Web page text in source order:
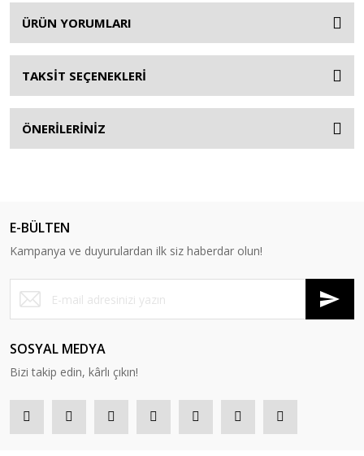
ÜRÜN YORUMLARI
TAKSİT SEÇENEKLERİ
ÖNERİLERİNİZ
E-BÜLTEN
Kampanya ve duyurulardan ilk siz haberdar olun!
SOSYAL MEDYA
Bizi takip edin, kârlı çıkın!